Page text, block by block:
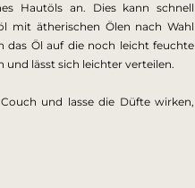
Hautöls an. Dies kann schnell
mit ätherischen Ölen nach Wahl
das Öl auf die noch leicht feuchte
und lässt sich leichter verteilen.
und lasse die Düfte wirken,